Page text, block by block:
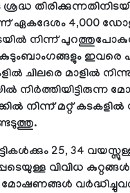
ഏകദേശം 4,000
നിന്ന്
കുടുംബാംഗങ്ങളും ഇവരെ
ചിലരെ മാളിൽ
നിന്ന് മറ്റ് കടകളിൽ
25, 34
വിവിധ